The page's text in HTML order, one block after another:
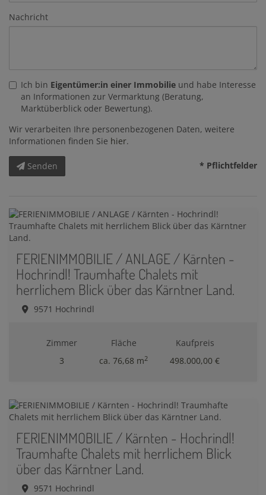
Nachricht
Ich bin Eigentümer:in einer Immobilie und habe Interesse
an Informationen zur Vermarktung (Beratung,
Marktüberblick oder Bewertung).
Wir verarbeiten Ihre personenbezogenen Daten, weitere
Informationen finden Sie hier.
Senden * Pflichtfelder
FERIENIMMOBILIE / ANLAGE / Kärnten -
Hochrindl! Traumhafte Chalets mit
herrlichem Blick über das Kärntner Land.
9571 Hochrindl
Zimmer
3
Fläche
ca. 76,68 m2
Kaufpreis
498.000,00 €
FERIENIMMOBILIE / Kärnten - Hochrindl!
Traumhafte Chalets mit herrlichem Blick
über das Kärntner Land.
9571 Hochrindl